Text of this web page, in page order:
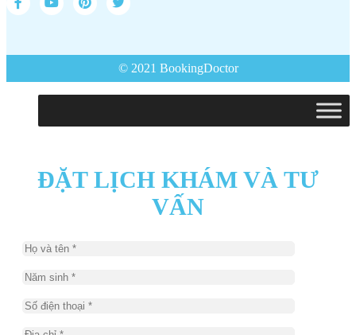
© 2021 BookingDoctor
ĐẶT LỊCH KHÁM VÀ TƯ
VẤN